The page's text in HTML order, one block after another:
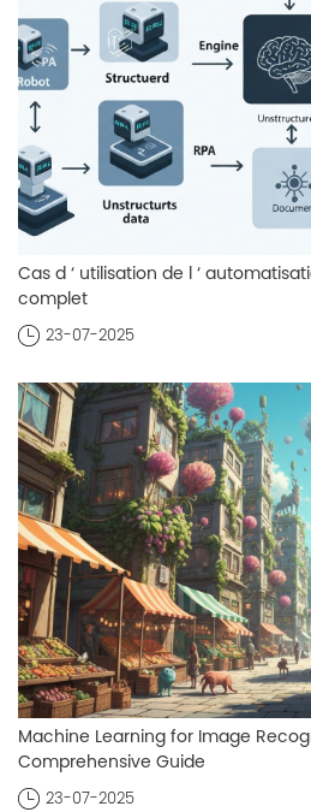
Cas d ‘ utilisation de l ‘
complet
23-07-2025
Machine Learning for Image
Comprehensive Guide
23-07-2025